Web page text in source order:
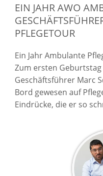
EIN JAHR AWO
PFLEGETOUR
Ein Jahr Ambulante
Zum ersten
Geschäftsführer Marc
Bord gewesen auf
Eindrücke, die er so